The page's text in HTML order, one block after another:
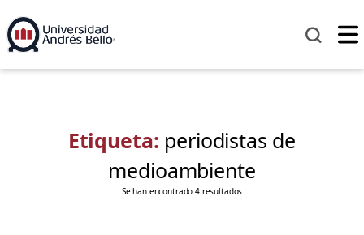
Etiqueta: periodistas de
medioambiente
Se han encontrado 4 resultados